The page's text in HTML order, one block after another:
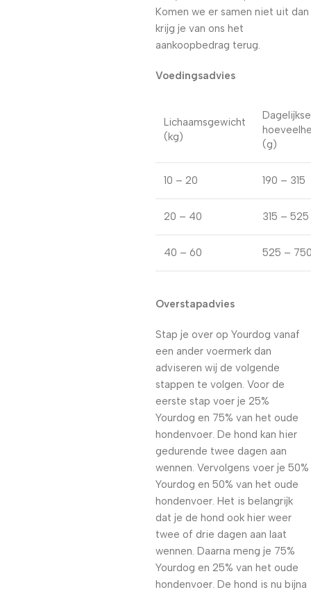
Komen we er samen niet uit dan
krijg je van ons het
aankoopbedrag terug.
Voedingsadvies
Lichaamsgewicht
(kg)
Dagelijkse
(g)
10 – 20 190 – 315
20 – 40 315 – 525
40 – 60 525 –
Overstapadvies
Stap je over op Yourdog vanaf
een ander voermerk dan
adviseren wij de volgende
stappen te volgen. Voor de
eerste stap voer je 25%
Yourdog en 75% van het oude
hondenvoer. De hond kan hier
gedurende twee dagen aan
wennen. Vervolgens voer je 50%
Yourdog en 50% van het oude
hondenvoer. Het is belangrijk
dat je de hond ook hier weer
twee of drie dagen aan laat
wennen. Daarna meng je 75%
Yourdog en 25% van het oude
hondenvoer. De hond is nu bijna